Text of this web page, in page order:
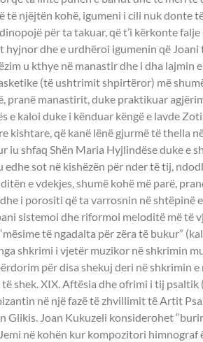
të njëjtën kohë, igumeni i cili nuk donte
për ta takuar, që t’i kërkonte
dhe e urdhëroi igumenin që Joani
u kthye në manastir dhe i dha lajmin
(të ushtrimit shpirtëror) më
pranë manastirit, duke praktikuar
e kaloi duke i kënduar këngë e lavde
kishtare, që kanë lënë gjurmë të thella
iu shfaq Shën Maria Hyjlindëse duke e
sot në kishëzën për nder të tij,
e vdekjes, shumë kohë më parë,
i porositi që ta varrosnin në shtëpinë
sistemoi dhe riformoi meloditë më të
të ngadalta për zëra të bukur”
shkrimi i vjetër muzikor në shkrimin
për disa shekuj deri në shkrimin
shek. XIX. Aftësia dhe ofrimi i tij
në një fazë të zhvillimit të Artit
Glikis. Joan Kukuzeli konsiderohet
në kohën kur kompozitori